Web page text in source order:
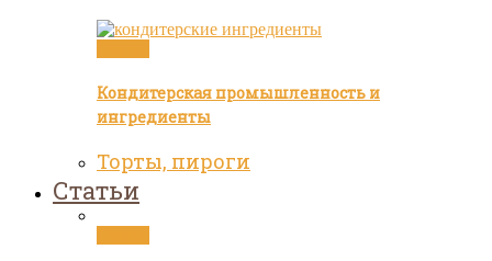
Кондитерская промышленность и
ингредиенты
Торты, пироги
Статьи